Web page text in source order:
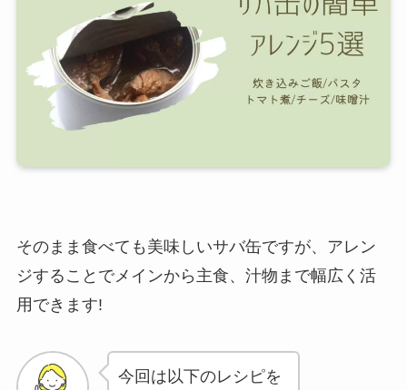
そのまま食べても美味しいサバ缶ですが、アレン
ジすることでメインから主食、汁物まで幅広く活
用できます!
今回は以下のレシピを